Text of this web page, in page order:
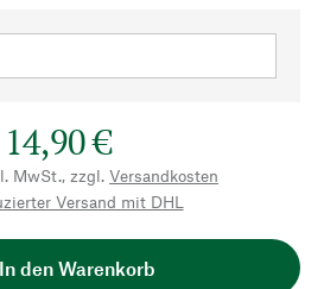
14,90 €
MwSt., zzgl. Versandkosten
Versand mit DHL
In den Warenkorb